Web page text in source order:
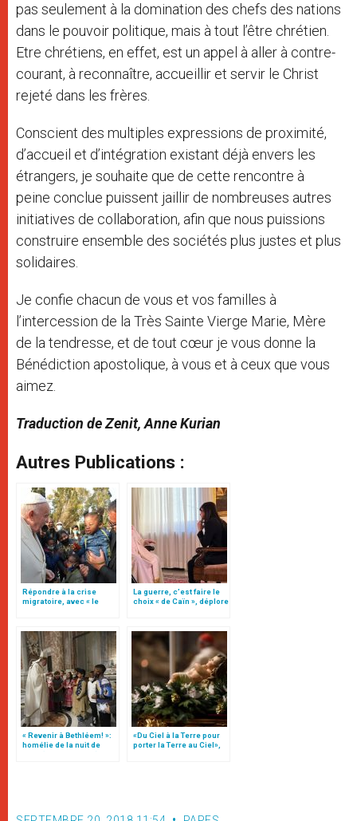
pas seulement à la domination des chefs des nations
dans le pouvoir politique, mais à tout l’être chrétien.
Etre chrétiens, en effet, est un appel à aller à contre-
courant, à reconnaître, accueillir et servir le Christ
rejeté dans les frères.
Conscient des multiples expressions de proximité,
d’accueil et d’intégration existant déjà envers les
étrangers, je souhaite que de cette rencontre à
peine conclue puissent jaillir de nombreuses autres
initiatives de collaboration, afin que nous puissions
construire ensemble des sociétés plus justes et plus
solidaires.
Je confie chacun de vous et vos familles à
l’intercession de la Très Sainte Vierge Marie, Mère
de la tendresse, et de tout cœur je vous donne la
Bénédiction apostolique, à vous et à ceux que vous
aimez.
Traduction de Zenit, Anne Kurian
Autres Publications :
Répondre à la crise
migratoire, avec « le
La guerre, c’est faire le
choix « de Caïn », déplore
« Revenir à Bethléem! »:
homélie de la nuit de
Noël (texte complet)
«Du Ciel à la Terre pour
porter la Terre au Ciel»,